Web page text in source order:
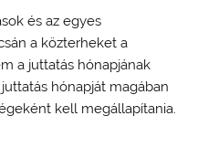
és az egyes
a közterheket a
a juttatás hónapjának
hónapját magában
kell megállapítania.